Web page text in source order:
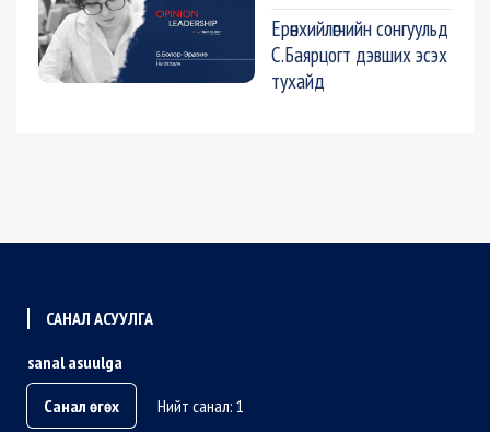
Ерөнхийлөгчийн сонгуульд
С.Баярцогт дэвших эсэх
тухайд
САНАЛ АСУУЛГА
sanal asuulga
Санал өгөх
Нийт санал: 1